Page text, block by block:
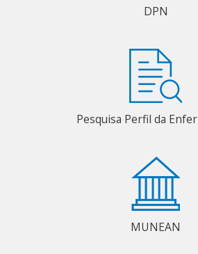
DPN
Pesquisa Perfil da
MUNEAN